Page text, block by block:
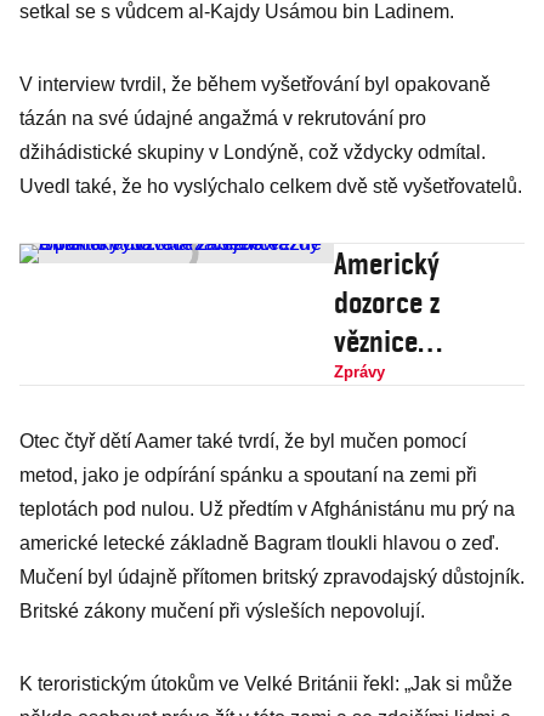
setkal se s vůdcem al-Kajdy Usámou bin Ladinem.
V interview tvrdil, že během vyšetřování byl opakovaně
tázán na své údajné angažmá v rekrutování pro
džihádistické skupiny v Londýně, což vždycky odmítal.
Uvedl také, že ho vyslýchalo celkem dvě stě vyšetřovatelů.
Americký
dozorce z
věznice
Guantánamo: CIA
pak to vydávala
za sebevraždy
Zprávy
Otec čtyř dětí Aamer také tvrdí, že byl mučen pomocí
metod, jako je odpírání spánku a spoutaní na zemi při
teplotách pod nulou. Už předtím v Afghánistánu mu prý na
americké letecké základně Bagram tloukli hlavou o zeď.
Mučení byl údajně přítomen britský zpravodajský důstojník.
Britské zákony mučení při výsleších nepovolují.
K teroristickým útokům ve Velké Británii řekl: „Jak si může